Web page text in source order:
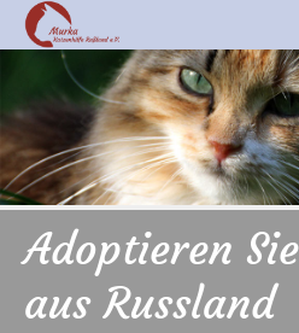
Adoptieren
aus Russland